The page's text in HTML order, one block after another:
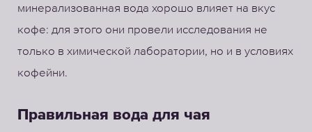
минерализованная вода хорошо влияет на вкус
кофе: для этого они провели исследования не
только в химической лаборатории, но и в условиях
кофейни.
Правильная вода для чая